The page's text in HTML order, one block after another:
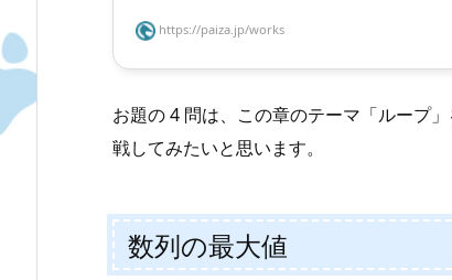
https://paiza.jp/works
お題の 4 問は、この章のテーマ「ループ
戦してみたいと思います。
数列の最大値